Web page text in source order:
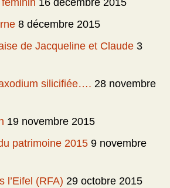
16 décembre 2015
8 décembre 2015
de Jacqueline et Claude 3
silicifiée…. 28 novembre
19 novembre 2015
patrimoine 2015 9 novembre
l’Eifel (RFA) 29 octobre 2015